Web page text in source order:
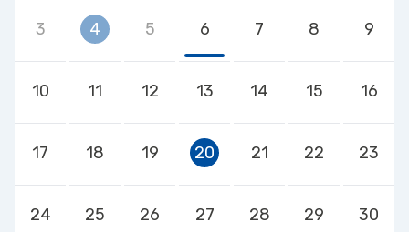
3 4 5 6 7 8 9
10 11 12 13 14 15 16
17 18 19 20 21 22 23
24 25 26 27 28 29 30